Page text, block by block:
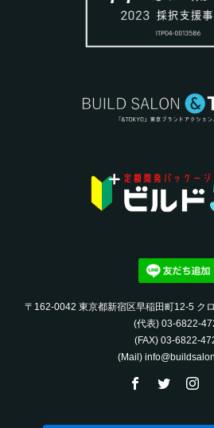
〒162-0042 東京都新宿区早稲田町12-5 ク
(代表) 03-6822-
(FAX) 03-6822-
(Mail)